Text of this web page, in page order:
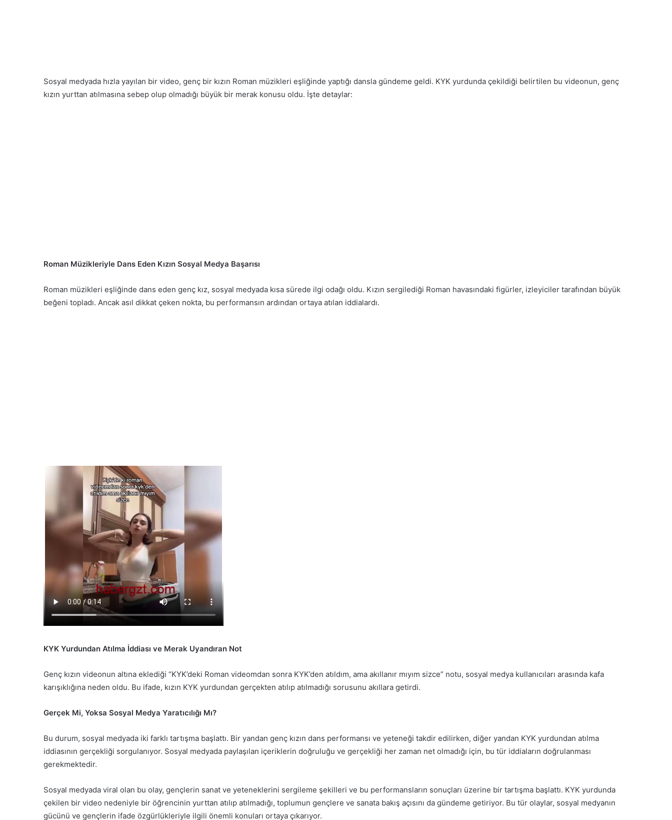
Sosyal medyada hızla yayılan bir video, genç bir kızın Roman müzikleri eşliğinde yaptığı dansla gündeme geldi. KYK yurdunda çekildiği belirtilen bu videonun, genç
kızın yurttan atılmasına sebep olup olmadığı büyük bir merak konusu oldu. İşte detaylar:
Roman Müzikleriyle Dans Eden Kızın Sosyal Medya Başarısı
Roman müzikleri eşliğinde dans eden genç kız, sosyal medyada kısa sürede ilgi odağı oldu. Kızın sergilediği Roman havasındaki figürler, izleyiciler tarafından büyük
beğeni topladı. Ancak asıl dikkat çeken nokta, bu performansın ardından ortaya atılan iddialardı.
KYK Yurdundan Atılma İddiası ve Merak Uyandıran Not
Genç kızın videonun altına eklediği “KYK’deki Roman videomdan sonra KYK’den atıldım, ama akıllanır mıyım sizce” notu, sosyal medya kullanıcıları arasında kafa
karışıklığına neden oldu. Bu ifade, kızın KYK yurdundan gerçekten atılıp atılmadığı sorusunu akıllara getirdi.
Gerçek Mi, Yoksa Sosyal Medya Yaratıcılığı Mı?
Bu durum, sosyal medyada iki farklı tartışma başlattı. Bir yandan genç kızın dans performansı ve yeteneği takdir edilirken, diğer yandan KYK yurdundan atılma
iddiasının gerçekliği sorgulanıyor. Sosyal medyada paylaşılan içeriklerin doğruluğu ve gerçekliği her zaman net olmadığı için, bu tür iddiaların doğrulanması
gerekmektedir.
Sosyal medyada viral olan bu olay, gençlerin sanat ve yeteneklerini sergileme şekilleri ve bu performansların sonuçları üzerine bir tartışma başlattı. KYK yurdunda
çekilen bir video nedeniyle bir öğrencinin yurttan atılıp atılmadığı, toplumun gençlere ve sanata bakış açısını da gündeme getiriyor. Bu tür olaylar, sosyal medyanın
gücünü ve gençlerin ifade özgürlükleriyle ilgili önemli konuları ortaya çıkarıyor.